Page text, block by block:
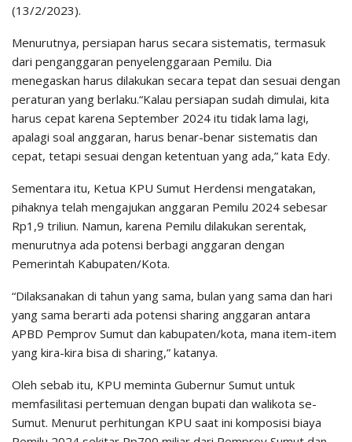
(13/2/2023).
Menurutnya, persiapan harus secara sistematis, termasuk
dari penganggaran penyelenggaraan Pemilu. Dia
menegaskan harus dilakukan secara tepat dan sesuai dengan
peraturan yang berlaku.“Kalau persiapan sudah dimulai, kita
harus cepat karena September 2024 itu tidak lama lagi,
apalagi soal anggaran, harus benar-benar sistematis dan
cepat, tetapi sesuai dengan ketentuan yang ada,” kata Edy.
Sementara itu, Ketua KPU Sumut Herdensi mengatakan,
pihaknya telah mengajukan anggaran Pemilu 2024 sebesar
Rp1,9 triliun. Namun, karena Pemilu dilakukan serentak,
menurutnya ada potensi berbagi anggaran dengan
Pemerintah Kabupaten/Kota.
“Dilaksanakan di tahun yang sama, bulan yang sama dan hari
yang sama berarti ada potensi sharing anggaran antara
APBD Pemprov Sumut dan kabupaten/kota, mana item-item
yang kira-kira bisa di sharing,” katanya.
Oleh sebab itu, KPU meminta Gubernur Sumut untuk
memfasilitasi pertemuan dengan bupati dan walikota se-
Sumut. Menurut perhitungan KPU saat ini komposisi biaya